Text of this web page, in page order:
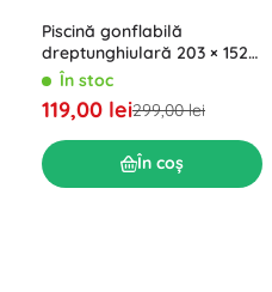
Piscină gonflabilă
dreptunghiulară 203 × 152 ×
48 cm
În stoc
119,00 lei299,00 lei
În coș